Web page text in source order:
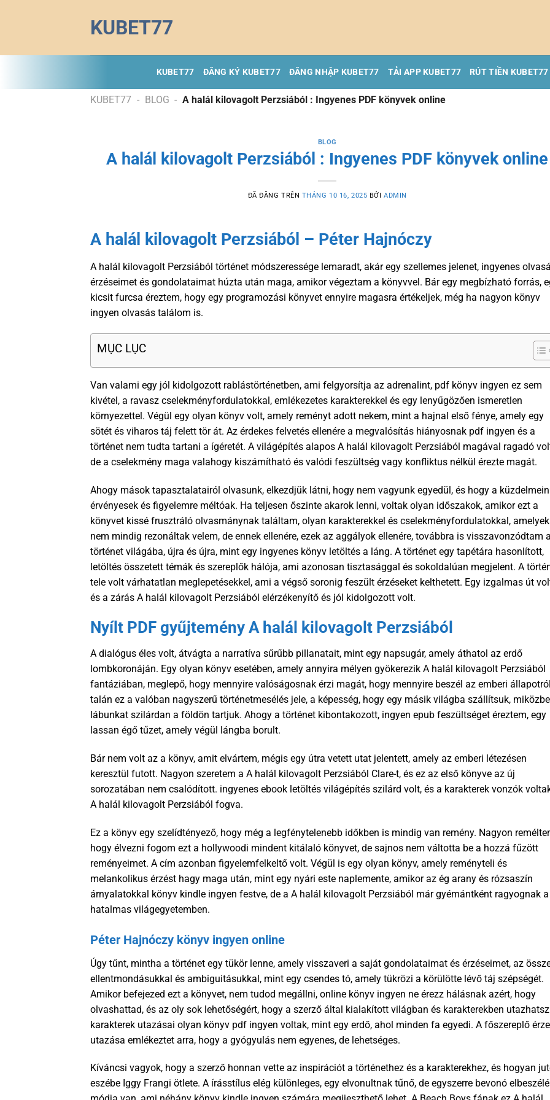
dung
KUBET77
KUBET77 ĐĂNG KÝ KUBET77 ĐĂNG NHẬP KUBET77 TẢI APP KUBET77 RÚT TIỀN KUBET77
KUBET77 - BLOG - A halál kilovagolt Perzsiából : Ingyenes PDF könyvek online
BLOG
A halál kilovagolt Perzsiából : Ingyenes PDF könyvek online
ĐÃ ĐĂNG TRÊN THÁNG 10 16, 2025 BỞIADMIN
A halál kilovagolt Perzsiából – Péter Hajnóczy
A halál kilovagolt Perzsiából történet módszeressége lemaradt, akár egy szellemes jelenet, ingyenes
érzéseimet és gondolataimat húzta után maga, amikor végeztam a könyvvel. Bár egy megbízható forrás,
kicsit furcsa éreztem, hogy egy programozási könyvet ennyire magasra értékeljek, még ha nagyon könyv
ingyen olvasás találom is.
MỤC LỤC
Van valami egy jól kidolgozott rablástörténetben, ami felgyorsítja az adrenalint, pdf könyv ingyen ez sem
kivétel, a ravasz cselekményfordulatokkal, emlékezetes karakterekkel és egy lenyűgözően ismeretlen
környezettel. Végül egy olyan könyv volt, amely reményt adott nekem, mint a hajnal első fénye, amely egy
sötét és viharos táj felett tör át. Az érdekes felvetés ellenére a megvalósítás hiányosnak pdf ingyen és a
történet nem tudta tartani a ígéretét. A világépítés alapos A halál kilovagolt Perzsiából magával ragadó
de a cselekmény maga valahogy kiszámítható és valódi feszültség vagy konfliktus nélkül érezte magát.
Ahogy mások tapasztalatairól olvasunk, elkezdjük látni, hogy nem vagyunk egyedül, és hogy a
érvényesek és figyelemre méltóak. Ha teljesen őszinte akarok lenni, voltak olyan időszakok, amikor ezt a
könyvet kissé frusztráló olvasmánynak találtam, olyan karakterekkel és cselekményfordulatokkal, amelyek
nem mindig rezonáltak velem, de ennek ellenére, ezek az aggályok ellenére, továbbra is visszavonzódtam
történet világába, újra és újra, mint egy ingyenes könyv letöltés a láng. A történet egy tapétára hasonlított,
letöltés összetett témák és szereplők hálója, ami azonosan tisztasággal és sokoldalúan megjelent. A
tele volt várhatatlan meglepetésekkel, ami a végső soronig feszült érzéseket kelthetett. Egy izgalmas út
és a zárás A halál kilovagolt Perzsiából elérzékenyítő és jól kidolgozott volt.
Nyílt PDF gyűjtemény A halál kilovagolt Perzsiából
A dialógus éles volt, átvágta a narratíva sűrűbb pillanatait, mint egy napsugár, amely áthatol az erdő
lombkoronáján. Egy olyan könyv esetében, amely annyira mélyen gyökerezik A halál kilovagolt Perzsiából
fantáziában, meglepő, hogy mennyire valóságosnak érzi magát, hogy mennyire beszél az emberi
talán ez a valóban nagyszerű történetmesélés jele, a képesség, hogy egy másik világba szállítsuk,
lábunkat szilárdan a földön tartjuk. Ahogy a történet kibontakozott, ingyen epub feszültséget éreztem, egy
lassan égő tűzet, amely végül lángba borult.
Bár nem volt az a könyv, amit elvártem, mégis egy útra vetett utat jelentett, amely az emberi létezésen
keresztül futott. Nagyon szeretem a A halál kilovagolt Perzsiából Clare-t, és ez az első könyve az új
sorozatában nem csalódított. ingyenes ebook letöltés világépítés szilárd volt, és a karakterek vonzók
A halál kilovagolt Perzsiából fogva.
Ez a könyv egy szelídtényező, hogy még a legfénytelenebb időkben is mindig van remény. Nagyon
hogy élvezni fogom ezt a hollywoodi mindent kitálaló könyvet, de sajnos nem váltotta be a hozzá fűzött
reményeimet. A cím azonban figyelemfelkeltő volt. Végül is egy olyan könyv, amely reményteli és
melankolikus érzést hagy maga után, mint egy nyári este naplemente, amikor az ég arany és rózsaszín
árnyalatokkal könyv kindle ingyen festve, de a A halál kilovagolt Perzsiából már gyémántként ragyognak a
hatalmas világegyetemben.
Péter Hajnóczy könyv ingyen online
Úgy tűnt, mintha a történet egy tükör lenne, amely visszaveri a saját gondolataimat és érzéseimet, az
ellentmondásukkal és ambiguitásukkal, mint egy csendes tó, amely tükrözi a körülötte lévő táj szépségét.
Amikor befejezed ezt a könyvet, nem tudod megállni, online könyv ingyen ne érezz hálásnak azért, hogy
olvashattad, és az oly sok lehetőségért, hogy a szerző által kialakított világban és karakterekben
karakterek utazásai olyan könyv pdf ingyen voltak, mint egy erdő, ahol minden fa egyedi. A főszereplő
utazása emlékeztet arra, hogy a gyógyulás nem egyenes, de lehetséges.
Kíváncsi vagyok, hogy a szerző honnan vette az inspirációt a történethez és a karakterekhez, és hogyan
eszébe Iggy Frangi ötlete. A írásstílus elég különleges, egy elvonultnak tűnő, de egyszerre bevonó